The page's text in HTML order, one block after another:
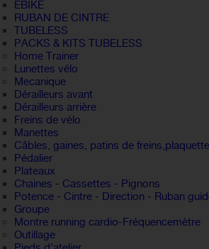
EBIKE
RUBAN DE CINTRE
TUBELESS
PACKS & KITS TUBELESS
Home Trainer
Lunettes vélo
Mecanique
Dérailleurs avant
Dérailleurs arrière
Freins de vélo
Manettes
Câbles, gaines, patins de
Pédalier
Plateaux
Chaines - Cassettes - Pignons
Potence - Cintre - Direction - Ruban
Groupe
Montre running cardio-Fréquencemètre
Outillage